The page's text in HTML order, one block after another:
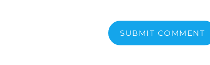
SUBMIT COMMENT